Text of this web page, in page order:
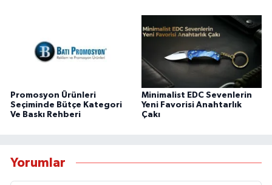
Promosyon Ürünleri
Seçiminde Bütçe Kategori
Ve Baskı Rehberi
Minimalist EDC Sevenlerin
Yeni Favorisi Anahtarlık
Çakı
Yorumlar